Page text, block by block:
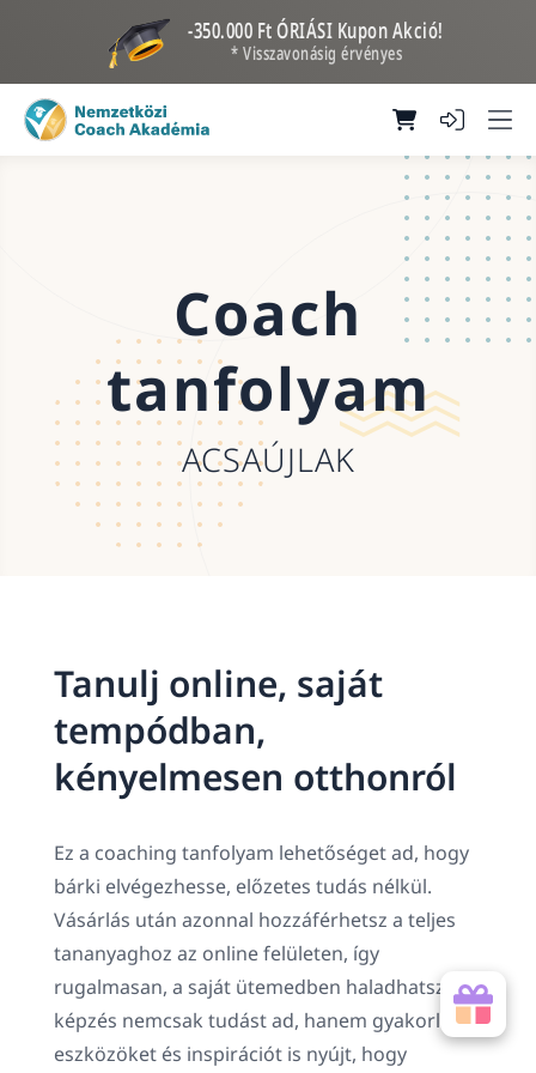
-350.000 Ft ÓRIÁSI Kupon Akció!
* Visszavonásig érvényes
Coach
tanfolyam
ACSAÚJLAK
Tanulj online, saját
tempódban,
kényelmesen otthonról
Ez a coaching tanfolyam lehetőséget ad, hogy
bárki elvégezhesse, előzetes tudás nélkül.
Vásárlás után azonnal hozzáférhetsz a teljes
tananyaghoz az online felületen, így
rugalmasan, a saját ütemedben haladhatsz. A
képzés nemcsak tudást ad, hanem gyakorlati
eszközöket és inspirációt is nyújt, hogy